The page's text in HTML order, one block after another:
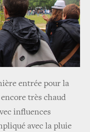
entrée pour la
très chaud
influences
avec la pluie